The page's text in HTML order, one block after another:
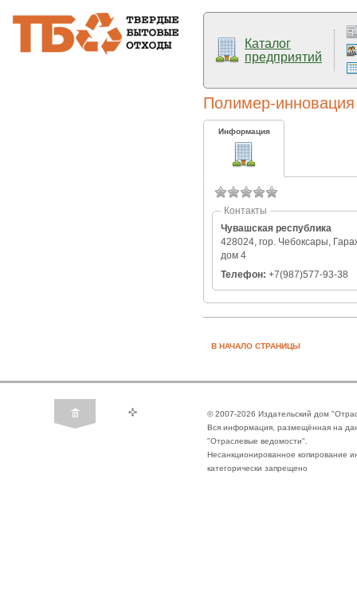
Каталог
предприятий
Полимер-инновация
Информация
Контакты
Чувашская республика
428024, гор. Чебоксары,
дом 4
Телефон: +7(987)577-93-38
В НАЧАЛО СТРАНИЦЫ
© 2007-2026 Издательский дом
Вся информация, размещённая на
"Отраслевые ведомости".
Несанкционированное копирование
категорически запрещено